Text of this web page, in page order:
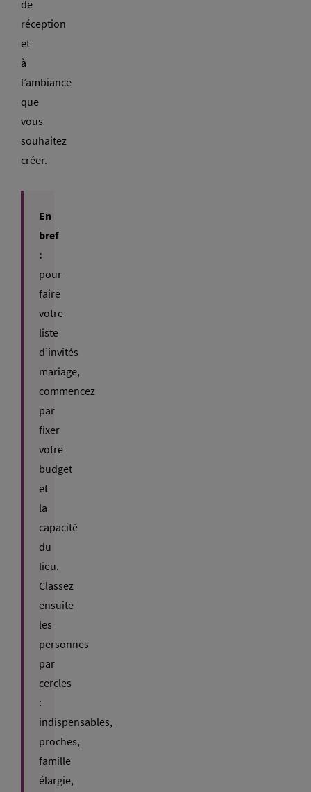
de
réception
et
à
l’ambiance
que
vous
souhaitez
créer.
En
bref
:
pour
faire
votre
liste
d’invités
mariage,
commencez
par
fixer
votre
budget
et
la
capacité
du
lieu.
Classez
ensuite
les
personnes
par
cercles
:
indispensables,
proches,
famille
élargie,